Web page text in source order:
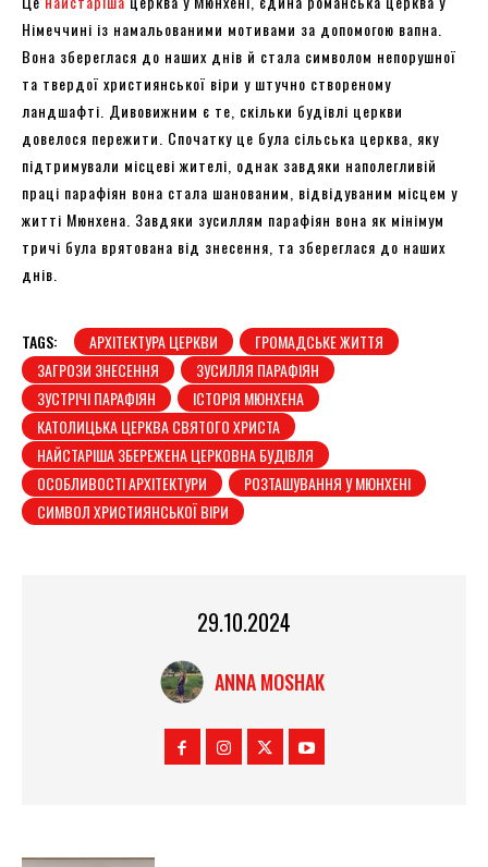
Німеччині із намальованими мотивами за допомогою вапна.
Вона збереглася до наших днів й стала символом непорушної
та твердої християнської віри у штучно створеному
ландшафті. Дивовижним є те, скільки будівлі церкви
довелося пережити. Спочатку це була сільська церква, яку
підтримували місцеві жителі, однак завдяки наполегливій
праці парафіян вона стала шанованим, відвідуваним місцем у
житті Мюнхена. Завдяки зусиллям парафіян вона як мінімум
тричі була врятована від знесення, та збереглася до наших
днів.
TAGS: АРХІТЕКТУРА ЦЕРКВИ
ГРОМАДСЬКЕ ЖИТТЯ
ЗАГРОЗИ ЗНЕСЕННЯ
ЗУСИЛЛЯ ПАРАФІЯН
ЗУСТРІЧІ ПАРАФІЯН
ІСТОРІЯ МЮНХЕНА
КАТОЛИЦЬКА ЦЕРКВА СВЯТОГО ХРИСТА
НАЙСТАРІША ЗБЕРЕЖЕНА ЦЕРКОВНА БУДІВЛЯ
ОСОБЛИВОСТІ АРХІТЕКТУРИ
РОЗТАШУВАННЯ У МЮНХЕНІ
СИМВОЛ ХРИСТИЯНСЬКОЇ ВІРИ
29.10.2024
ANNA MOSHAK